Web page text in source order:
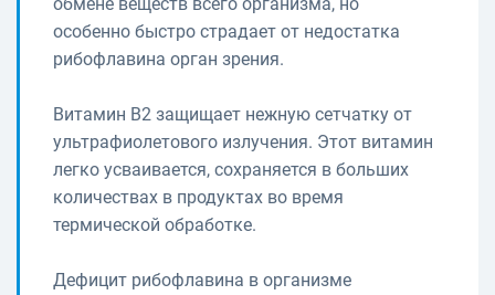
особенно быстро страдает от недостатка
рибофлавина орган зрения.
Витамин В2 защищает нежную сетчатку от
ультрафиолетового излучения. Этот витамин
легко усваивается, сохраняется в больших
количествах в продуктах во время
термической обработке.
Дефицит рибофлавина в организме